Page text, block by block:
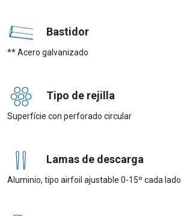
Bastidor
** Acero galvanizado
Tipo de rejilla
Superfície con perforado circular
Lamas de descarga
Aluminio, tipo airfoil ajustable 0-15º cada lado